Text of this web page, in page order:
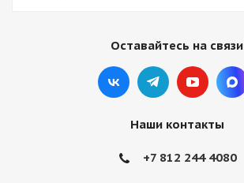
Оставайтесь на связи
Наши контакты
+7 812 244 4080